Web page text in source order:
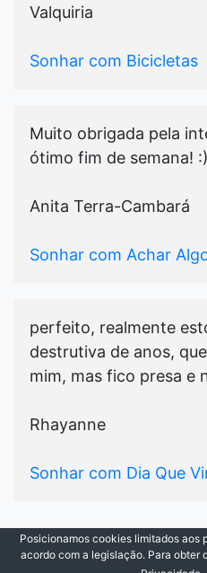
Valquiria
Sonhar com Bicicletas
Muito obrigada pela
ótimo fim de semana! :)
Anita Terra-Cambará
Sonhar com Achar
perfeito, realmente
destrutiva de anos,
mim, mas fico presa e
Rhayanne
Sonhar com Dia Que
© 2021-2026Cada Sonho|
Posicionamos cookies limitados aos
acordo com a legislação. Para obter